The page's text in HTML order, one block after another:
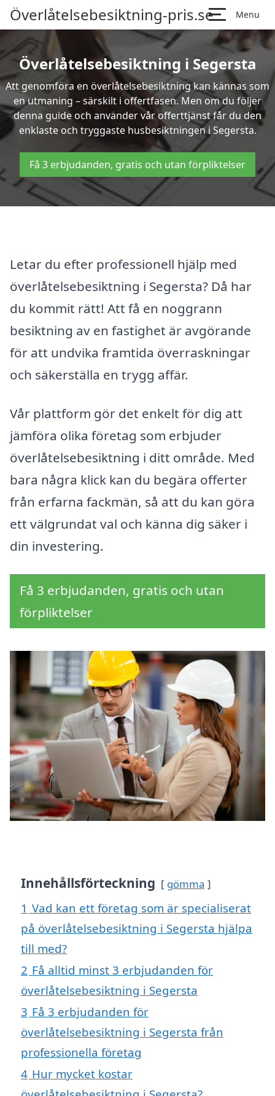
Överlåtelsebesiktning-pris.se Menu
Överlåtelsebesiktning i Segersta
Att genomföra en överlåtelsebesiktning kan kännas som
en utmaning – särskilt i offertfasen. Men om du följer
denna guide och använder vår offerttjänst får du den
enklaste och tryggaste husbesiktningen i Segersta.
Få 3 erbjudanden, gratis och utan förpliktelser
Letar du efter professionell hjälp med
överlåtelsebesiktning i Segersta? Då har
du kommit rätt! Att få en noggrann
besiktning av en fastighet är avgörande
för att undvika framtida överraskningar
och säkerställa en trygg affär.
Vår plattform gör det enkelt för dig att
jämföra olika företag som erbjuder
överlåtelsebesiktning i ditt område. Med
bara några klick kan du begära offerter
från erfarna fackmän, så att du kan göra
ett välgrundat val och känna dig säker i
din investering.
Få 3 erbjudanden, gratis och utan
förpliktelser
Innehållsförteckning gömma
1 Vad kan ett företag som är specialiserat
på överlåtelsebesiktning i Segersta hjälpa
till med?
2 Få alltid minst 3 erbjudanden för
överlåtelsebesiktning i Segersta
3 Få 3 erbjudanden för
överlåtelsebesiktning i Segersta från
professionella företag
4 Hur mycket kostar